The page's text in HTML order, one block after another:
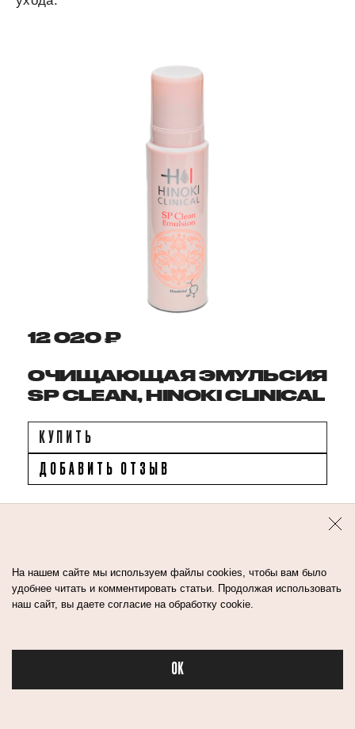
Бьюти в спорте
12 020 ₽
ОЧИЩАЮЩАЯ ЭМУЛЬСИЯ
SP CLEAN, HINOKI CLINICAL
КУПИТЬ
ДОБАВИТЬ ОТЗЫВ
очищение (рекомендую его делать всем).
Продукт удаляет макияж, глубоко очищает поры
Вообще это средство называют умным
На нашем сайте мы используем файлы cookies, чтобы вам было
удобнее читать и комментировать статьи. Продолжая использовать
наш сайт, вы даете согласие на обработку cookie.
OK